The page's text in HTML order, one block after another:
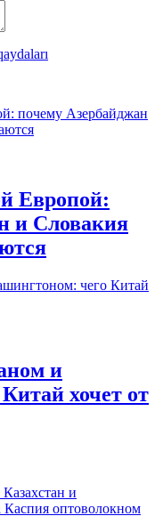
Европой:
и Словакия
и
хочет от